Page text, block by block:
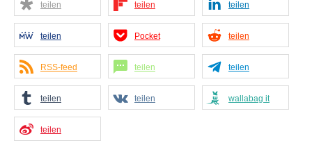
teilen teilen teilen
teilen Pocket teilen
RSS-feed teilen teilen
teilen teilen wallabag it
teilen